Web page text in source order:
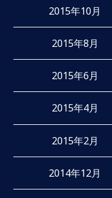
2015年10月
2015年8月
2015年6月
2015年4月
2015年2月
2014年12月